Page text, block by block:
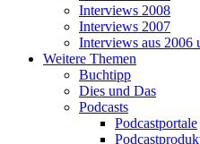
Interviews 2008
Interviews 2007
Interviews aus 2006
Weitere Themen
Buchtipp
Dies und Das
Podcasts
Podcastportale